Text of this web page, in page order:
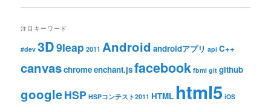
注目キーワード
#dev 3D9leap 2011 Android androidアプリ api C++
canvaschromeenchant.jsfacebook fbml git github
googleHSP HSPコンテスト2011 HTML html5 iOS